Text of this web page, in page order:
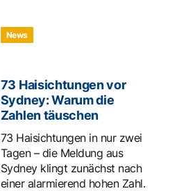
News
73 Haisichtungen vor
Sydney: Warum die
Zahlen täuschen
73 Haisichtungen in nur zwei
Tagen – die Meldung aus
Sydney klingt zunächst nach
einer alarmierend hohen Zahl.